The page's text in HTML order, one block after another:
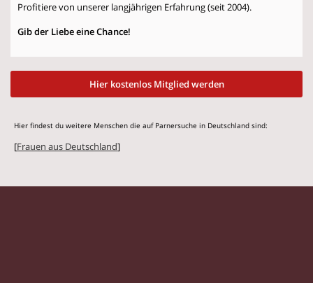
Profitiere von unserer langjährigen Erfahrung (seit 2004).
Gib der Liebe eine Chance!
Hier kostenlos Mitglied werden
Hier findest du weitere Menschen die auf Parnersuche in Deutschland sind:
[Frauen aus Deutschland]